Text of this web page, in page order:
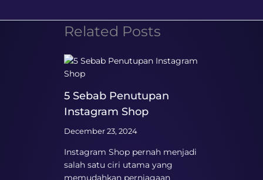
Related Posts
5 Sebab Penutupan
Instagram Shop
December 23, 2024
Instagram Shop pernah menjadi
salah satu ciri utama yang
memudahkan perniagaan